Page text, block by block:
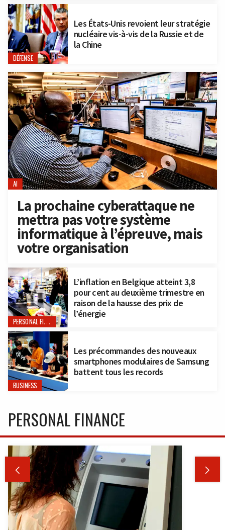
DÉFENSE
Les États-Unis revoient leur stratégie
nucléaire vis-à-vis de la Russie et de
la Chine
AI
La prochaine cyberattaque ne
mettra pas votre système
informatique à l’épreuve, mais
votre organisation
PERSONAL FINANCE
L’inflation en Belgique atteint 3,8
pour cent au deuxième trimestre en
raison de la hausse des prix de
l’énergie
BUSINESS
Les précommandes des nouveaux
smartphones modulaires de Samsung
battent tous les records
PERSONAL FINANCE
 